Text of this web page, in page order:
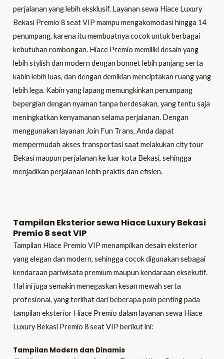
perjalanan yang lebih eksklusif. Layanan sewa Hiace Luxury
Bekasi Premio 8 seat VIP mampu mengakomodasi hingga 14
penumpang, karena itu membuatnya cocok untuk berbagai
kebutuhan rombongan. Hiace Premio memiliki desain yang
lebih stylish dan modern dengan bonnet lebih panjang serta
kabin lebih luas, dan dengan demikian menciptakan ruang yang
lebih lega. Kabin yang lapang memungkinkan penumpang
bepergian dengan nyaman tanpa berdesakan, yang tentu saja
meningkatkan kenyamanan selama perjalanan. Dengan
menggunakan layanan Join Fun Trans, Anda dapat
mempermudah akses transportasi saat melakukan city tour
Bekasi maupun perjalanan ke luar kota Bekasi, sehingga
menjadikan perjalanan lebih praktis dan efisien.
Tampilan Eksterior sewa Hiace Luxury Bekasi
Premio 8 seat VIP
Tampilan Hiace Premio VIP menampilkan desain eksterior
yang elegan dan modern, sehingga cocok digunakan sebagai
kendaraan pariwisata premium maupun kendaraan eksekutif.
Hal ini juga semakin menegaskan kesan mewah serta
profesional, yang terlihat dari beberapa poin penting pada
tampilan eksterior Hiace Premio dalam layanan sewa Hiace
Luxury Bekasi Premio 8 seat VIP berikut ini:
Tampilan Modern dan Dinamis